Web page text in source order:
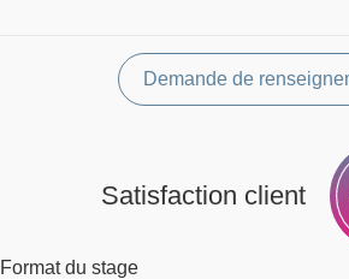
Demande de
Satisfaction client
Format du stage